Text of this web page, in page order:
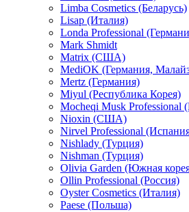
Limba Cosmetics (Беларусь)
Lisap (Италия)
Londa Professional
Mark Shmidt
Matrix (США)
MediOK (Германия,
Mertz (Германия)
Miyul (Республика Корея)
Mocheqi Musk Professional
Nioxin (США)
Nirvel Professional
Nishlady (Турция)
Nishman (Турция)
Olivia Garden (Южная
Ollin Professional (Россия)
Oyster Cosmetics (Италия)
Paese (Польша)